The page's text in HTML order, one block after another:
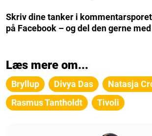
Skriv dine tanker i
på Facebook – og del den gerne
Læs mere om...
Bryllup Divya Das
Natasja
Rasmus Tantholdt
Tivoli